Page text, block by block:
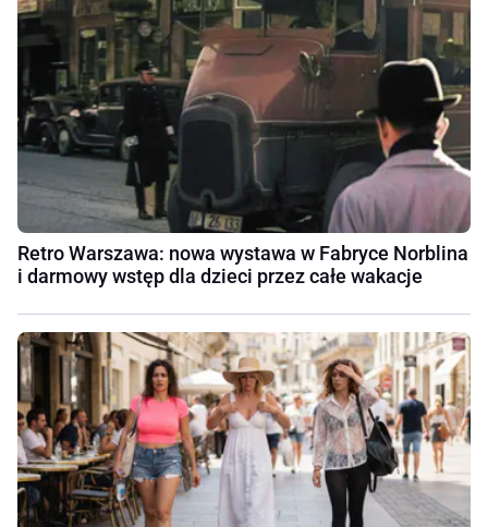
Retro Warszawa: nowa wystawa w Fabryce Norblina
i darmowy wstęp dla dzieci przez całe wakacje